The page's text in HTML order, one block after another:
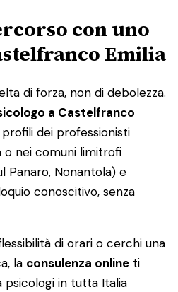
con uno
Emilia
di forza, non di debolezza.
a Castelfranco
dei professionisti
o nei comuni limitrofi
Panaro, Nonantola) e
conoscitivo, senza
di orari o cerchi una
la consulenza online ti
in tutta Italia